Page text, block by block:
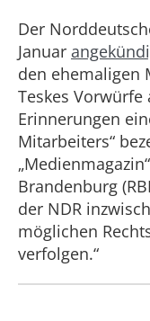
Der
Januar
den ehemaligen
Teskes Vorwürfe
Erinnerungen
Mitarbeiters“
Brandenburg
der NDR
möglichen
verfolgen.“